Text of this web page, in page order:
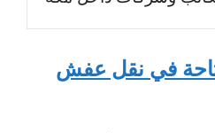
في نقل عفش